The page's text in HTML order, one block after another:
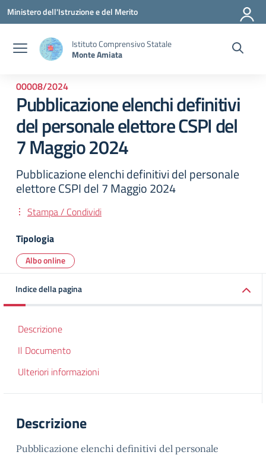
Vai ai contenuti
Vai al menu di navigazione
Vai al footer
Ministero dell'Istruzione e del Merito
Istituto Comprensivo Statale
Monte Amiata
00008/2024
Pubblicazione elenchi definitivi
del personale elettore CSPI del
7 Maggio 2024
Pubblicazione elenchi definitivi del personale
elettore CSPI del 7 Maggio 2024
Stampa / Condividi
Tipologia
Albo online
Indice della pagina
Descrizione
Il Documento
Ulteriori informazioni
Descrizione
Pubblicazione elenchi definitivi del personale